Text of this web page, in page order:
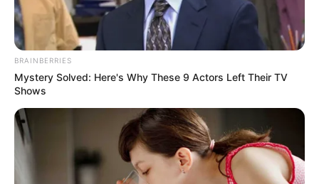
RECIBO DEL AGUA
LOCALIDAD DE USAQUÉN
CUNDINAMARCA
DESAPARECIDOS
CORTES DE LUZ
LOCALIDAD DE ENGATIVÁ
REGIOTRAM DE OCCIDENTE
LOCALIDAD DE SUBA
BRAINBERRIES
Mystery Solved: Here's Why These 9 Actors Left Their TV
Shows